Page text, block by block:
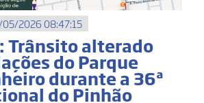
2026 08:47:15
Trânsito alterado
do Parque
durante a 36ª
do Pinhão